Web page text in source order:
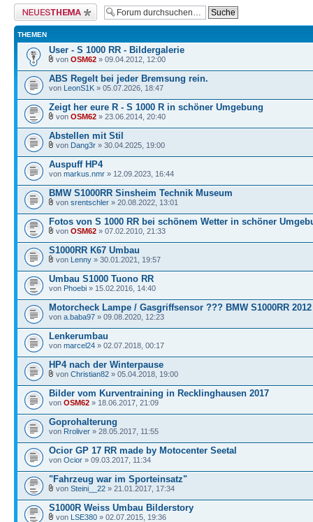
Neues Thema erstellen
THEMEN
User - S 1000 RR - Bildergalerie
von OSM62 » 09.04.2012, 12:00
ABS Regelt bei jeder Bremsung rein.
von LeonS1K » 05.07.2026, 18:47
Zeigt her eure R - S 1000 R in schöner Umgebung
von OSM62 » 23.06.2014, 20:40
Abstellen mit Stil
von Dang3r » 30.04.2025, 19:00
Auspuff HP4
von markus.nmr » 12.09.2023, 16:44
BMW S1000RR Sinsheim Technik Museum
von srentschler » 20.08.2022, 13:01
Fotos von S 1000 RR bei schönem Wetter in schöner
von OSM62 » 07.02.2010, 21:33
S1000RR K67 Umbau
von Lenny » 30.01.2021, 19:57
Umbau S1000 Tuono RR
von Phoebi » 15.02.2016, 14:40
Motorcheck Lampe / Gasgriffsensor ??? BMW S1000RR 2012
von a.baba97 » 09.08.2020, 12:23
Lenkerumbau
von marcel24 » 02.07.2018, 00:17
HP4 nach der Winterpause
von Christian82 » 05.04.2018, 19:00
Bilder vom Kurventraining in Recklinghausen 2017
von OSM62 » 18.06.2017, 21:09
Goprohalterung
von Rroliver » 28.05.2017, 11:55
Ocior GP 17 RR made by Motocenter Seetal
von Ocior » 09.03.2017, 11:34
"Fahrzeug war im Sporteinsatz"
von Steini__22 » 21.01.2017, 17:34
S1000R Weiss Umbau Bilderstory
von LSE380 » 02.07.2015, 19:36